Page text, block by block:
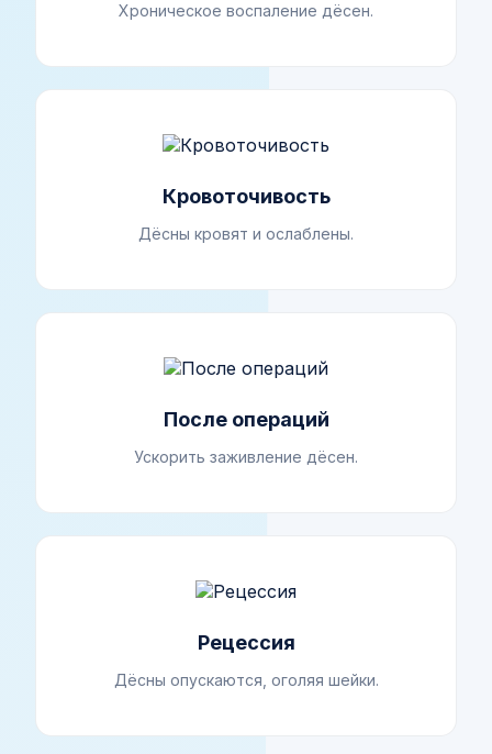
Хроническое воспаление дёсен.
Кровоточивость
Дёсны кровят и ослаблены.
После операций
Ускорить заживление дёсен.
Рецессия
Дёсны опускаются, оголяя шейки.